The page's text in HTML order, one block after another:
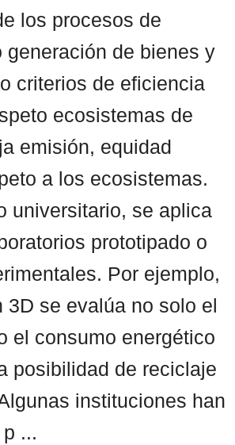
los procesos de
generación de bienes y
criterios de eficiencia
ecosistemas de
emisión, equidad
a los ecosistemas.
universitario, se aplica
prototipado o
Por ejemplo,
3D se evalúa no solo el
el consumo energético
posibilidad de reciclaje
instituciones han
...